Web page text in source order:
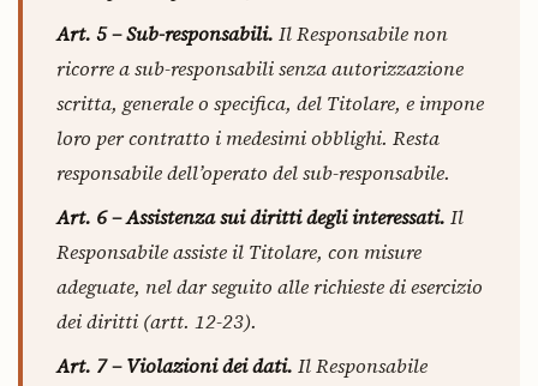
Art. 5 – Sub-responsabili. Il Responsabile non
ricorre a sub-responsabili senza autorizzazione
scritta, generale o specifica, del Titolare, e impone
loro per contratto i medesimi obblighi. Resta
responsabile dell’operato del sub-responsabile.
Art. 6 – Assistenza sui diritti degli interessati. Il
Responsabile assiste il Titolare, con misure
adeguate, nel dar seguito alle richieste di esercizio
dei diritti (artt. 12-23).
Art. 7 – Violazioni dei dati. Il Responsabile